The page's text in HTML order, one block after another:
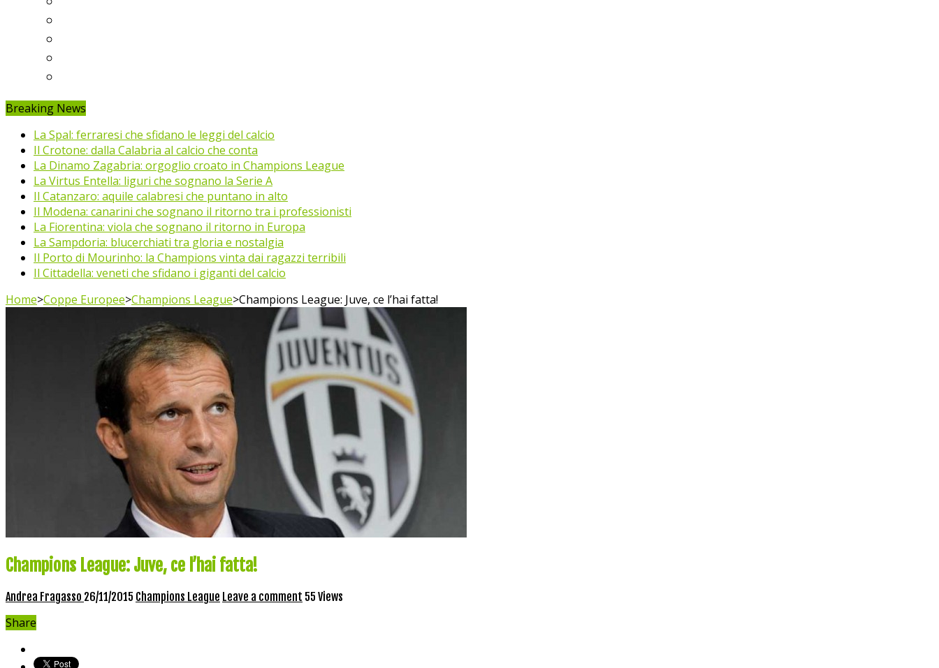
Breaking News
La Spal: ferraresi che sfidano le leggi del calcio
Il Crotone: dalla Calabria al calcio che conta
La Dinamo Zagabria: orgoglio croato in Champions League
La Virtus Entella: liguri che sognano la Serie A
Il Catanzaro: aquile calabresi che puntano in alto
Il Modena: canarini che sognano il ritorno tra i professionisti
La Fiorentina: viola che sognano il ritorno in Europa
La Sampdoria: blucerchiati tra gloria e nostalgia
Il Porto di Mourinho: la Champions vinta dai ragazzi terribili
Il Cittadella: veneti che sfidano i giganti del calcio
Home>Coppe Europee>Champions League>Champions League: Juve, ce l’hai fatta!
Champions League: Juve, ce l’hai fatta!
Andrea Fragasso 26/11/2015 Champions League Leave a comment 55 Views
Share